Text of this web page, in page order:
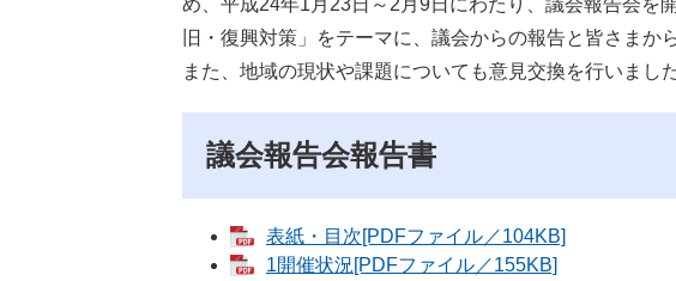
め、平成24年1月23日～2月9日にわたり、議会報告会を
旧・復興対策」をテーマに、議会からの報告と皆さまか
また、地域の現状や課題についても意見交換を行いました
議会報告会報告書
表紙・目次[PDFファイル／104KB]
1開催状況[PDFファイル／155KB]